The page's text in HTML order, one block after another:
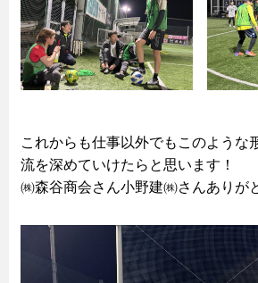
これからも仕事以外でもこのような
流を深めていけたらと思います！
㈱森谷商会さん小野建㈱さんありが